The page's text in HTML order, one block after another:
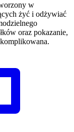
w
żyć i odżywiać
oraz pokazanie,